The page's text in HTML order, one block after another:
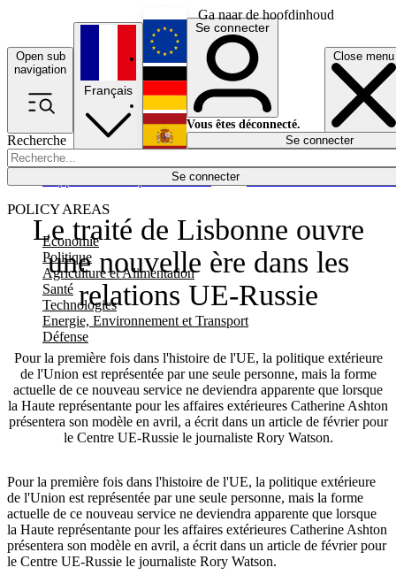
Ga naar de hoofdinhoud
Open sub
navigation
Close menu
Recherche
Se connecter
POLICY AREAS
Economie
Politique
Agriculture et Alimentation
Santé
Technologies
Energie, Environnement et Transport
Défense
Économie
Français
English
Deutsch
Español
Se connecter
Vous êtes déconnecté.
Se connecter
Le traité de Lisbonne ouvre
une nouvelle ère dans les
relations UE-Russie
Pour la première fois dans l'histoire de l'UE, la politique extérieure
de l'Union est représentée par une seule personne, mais la forme
actuelle de ce nouveau service ne deviendra apparente que lorsque
la Haute représentante pour les affaires extérieures Catherine Ashton
présentera son modèle en avril, a écrit dans un article de février pour
le Centre UE-Russie le journaliste Rory Watson.
Pour la première fois dans l'histoire de l'UE, la politique extérieure
de l'Union est représentée par une seule personne, mais la forme
actuelle de ce nouveau service ne deviendra apparente que lorsque
la Haute représentante pour les affaires extérieures Catherine Ashton
présentera son modèle en avril, a écrit dans un article de février pour
le Centre UE-Russie le journaliste Rory Watson.